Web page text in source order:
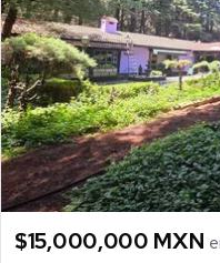
$15,000,000 MXN